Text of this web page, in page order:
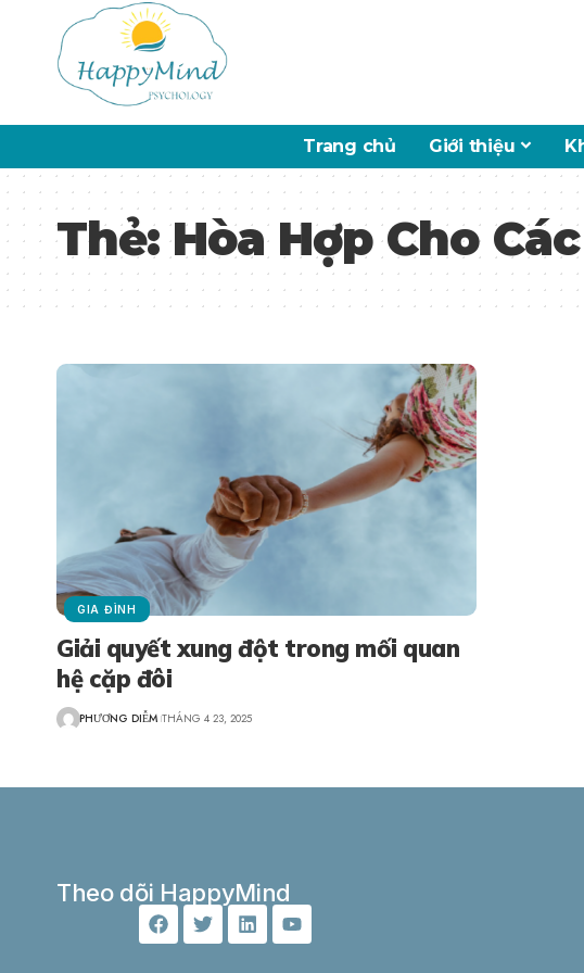
Trang chủ Giới thiệu
Thẻ:Hòa Hợp Cho
GIA ĐÌNH
Giải quyết xung đột trong mối quan
hệ cặp đôi
PHƯƠNG DIỄM THÁNG 4 23, 2025
Theo dõi HappyMind